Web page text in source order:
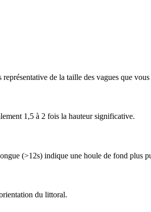
de la taille des vagues que
1,5 à 2 fois la hauteur significative.
(>12s) indique une houle de fond plus
du littoral.